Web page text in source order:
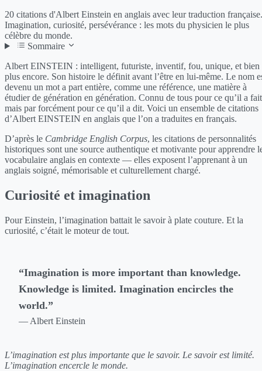
20 citations d'Albert Einstein en anglais avec leur traduction française.
Imagination, curiosité, persévérance : les mots du physicien le plus
célèbre du monde.
Sommaire
Albert EINSTEIN : intelligent, futuriste, inventif, fou, unique, et bien
plus encore. Son histoire le définit avant l’être en lui-même. Le nom
devenu un mot a part entière, comme une référence, une matière à
étudier de génération en génération. Connu de tous pour ce qu’il a fait
mais par forcément pour ce qu’il a dit. Voici un ensemble de citations
d’Albert EINSTEIN en anglais que l’on a traduites en français.
D’après le Cambridge English Corpus, les citations de personnalités
historiques sont une source authentique et motivante pour apprendre
vocabulaire anglais en contexte — elles exposent l’apprenant à un
anglais soigné, mémorisable et culturellement chargé.
Curiosité et imagination
Pour Einstein, l’imagination battait le savoir à plate couture. Et la
curiosité, c’était le moteur de tout.
“Imagination is more important than knowledge.
Knowledge is limited. Imagination encircles the
world.”
— Albert Einstein
L’imagination est plus importante que le savoir. Le savoir est limité.
L’imagination encercle le monde.